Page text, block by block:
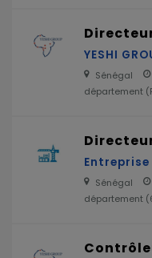
YESHI
Sénégal
département (
Sénégal
département (